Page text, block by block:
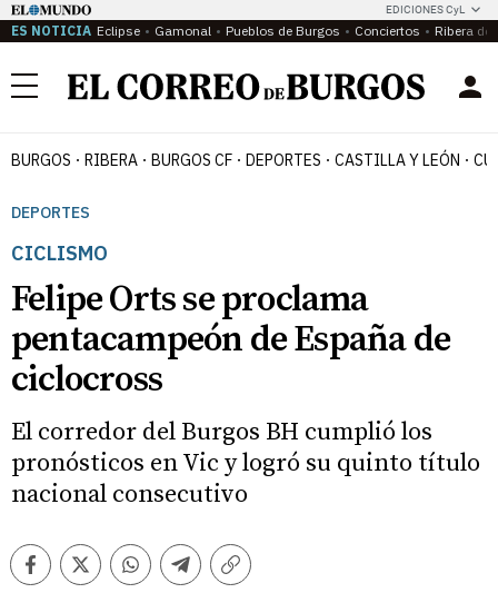
EDICIONES CyL
ES NOTICIA Eclipse Gamonal Pueblos de Burgos Conciertos Ribera del
Menú
BURGOS RIBERA BURGOS CF DEPORTES CASTILLA Y LEÓN
DEPORTES
CICLISMO
Felipe Orts se proclama
pentacampeón de España de
ciclocross
El corredor del Burgos BH cumplió los
pronósticos en Vic y logró su quinto título
nacional consecutivo
FacebookTwitterWhatsappTelegramCopiar